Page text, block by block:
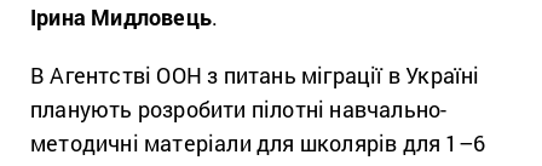
Ірина Мидловець.
В Агентстві ООН з питань міграції в Україні
планують розробити пілотні навчально-
методичні матеріали для школярів для 1–6